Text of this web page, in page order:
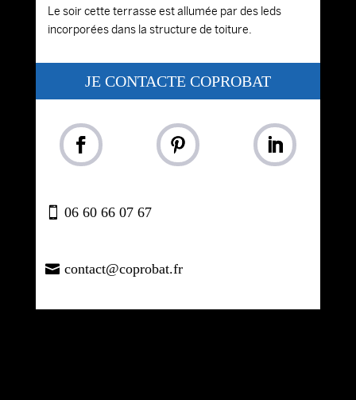
Le soir cette terrasse est allumée par des leds
incorporées dans la structure de toiture.
JE CONTACTE COPROBAT
06 60 66 07 67
contact@coprobat.fr